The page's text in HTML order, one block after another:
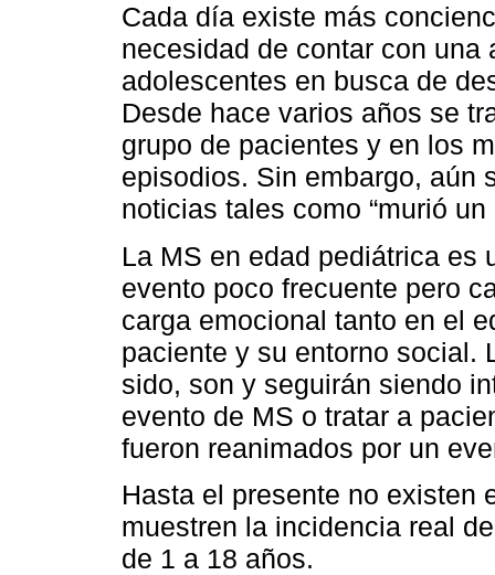
Cada día existe más
necesidad de contar con
adolescentes en busca de
Desde hace varios años se
grupo de pacientes y en los
episodios. Sin embargo, aún
noticias tales como “murió
La MS en edad pediátrica es
evento poco frecuente pero
carga emocional tanto en el
paciente y su entorno social.
sido, son y seguirán siendo
evento de MS o tratar a
fueron reanimados por un
Hasta el presente no existen
muestren la incidencia real
de 1 a 18 años.